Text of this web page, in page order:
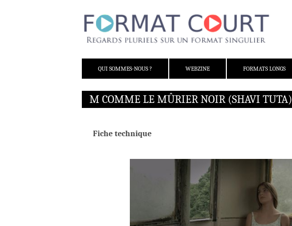
QUI SOMMES-NOUS ?
WEBZINE FORMATS LONGS
M COMME LE MÛRIER NOIR (SHAVI TUTA)
Fiche technique